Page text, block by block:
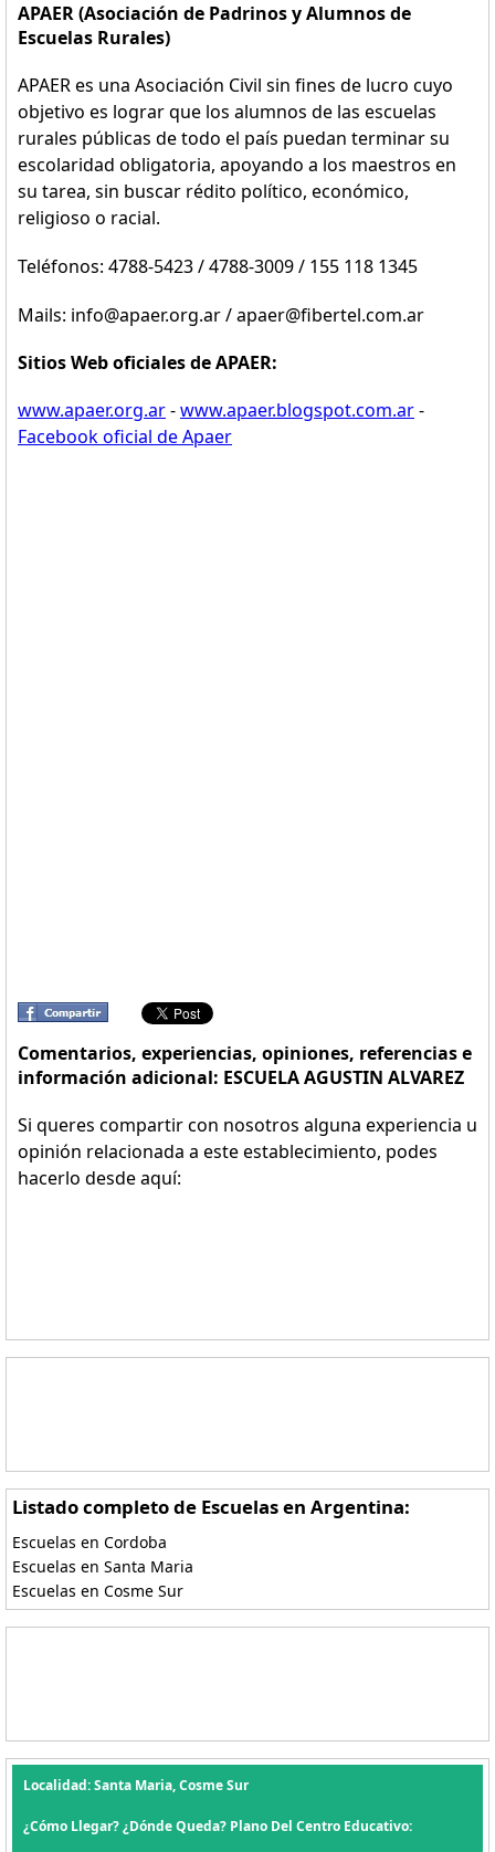
APAER (Asociación de Padrinos y Alumnos de
Escuelas Rurales)
APAER es una Asociación Civil sin fines de lucro cuyo
objetivo es lograr que los alumnos de las escuelas
rurales públicas de todo el país puedan terminar su
escolaridad obligatoria, apoyando a los maestros en
su tarea, sin buscar rédito político, económico,
religioso o racial.
Teléfonos: 4788-5423 / 4788-3009 / 155 118 1345
Mails: info@apaer.org.ar / apaer@fibertel.com.ar
Sitios Web oficiales de APAER:
www.apaer.org.ar-www.apaer.blogspot.com.ar-
Facebook oficial de Apaer
Comentarios, experiencias, opiniones, referencias e
información adicional: ESCUELA AGUSTIN ALVAREZ
Si queres compartir con nosotros alguna experiencia u
opinión relacionada a este establecimiento, podes
hacerlo desde aquí:
Listado completo de Escuelas en Argentina:
Escuelas en Cordoba
Escuelas en Santa Maria
Escuelas en Cosme Sur
Localidad: Santa Maria, Cosme Sur
¿Cómo Llegar? ¿Dónde Queda? Plano Del Centro Educativo: